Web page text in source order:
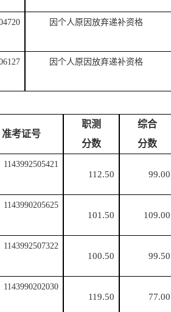
因个人原因放弃递补资格
因个人原因放弃递补资格
准考证号
职测
分数
综合
分数
1143992505421
112.50 99.00
1143990205625
101.50 109.00
1143992507322
100.50 99.50
1143990202030
119.50 77.00